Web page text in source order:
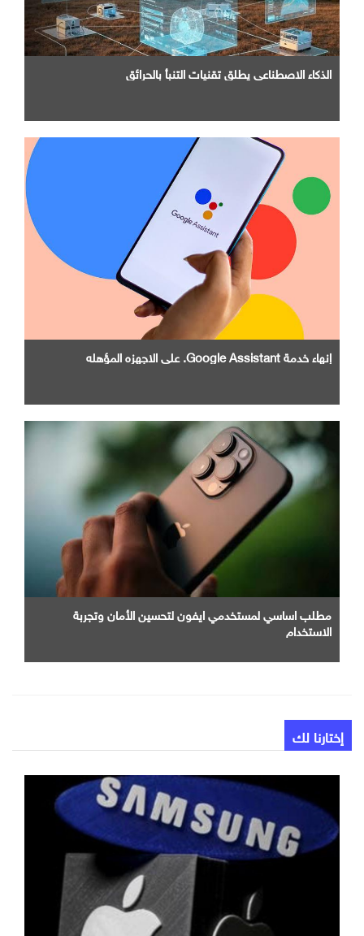
الذكاء الاصطناعي يطلق تقنيات التنبأ بالحرائق
إنهاء خدمة Google Assistant. علي الاجهزه المؤهله
مطلب اساسي لمستخدمي ايفون لتحسين الأمان وتجربة
الاستخدام
إختارنا لك